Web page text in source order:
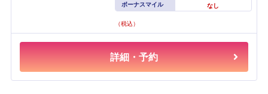
ボーナスマイル なし
（税込）
詳細・予約